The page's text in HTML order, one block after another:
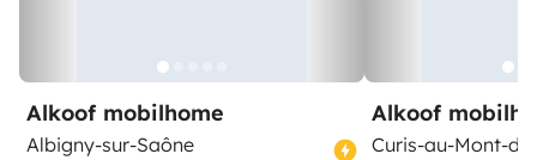
Alkoof mobilhome
Albigny-sur-Saône
Alkoof
Curis-au-Mont-